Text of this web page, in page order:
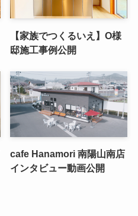
【家族でつくるいえ】O様
邸施工事例公開
cafe Hanamori 南陽山南店
インタビュー動画公開